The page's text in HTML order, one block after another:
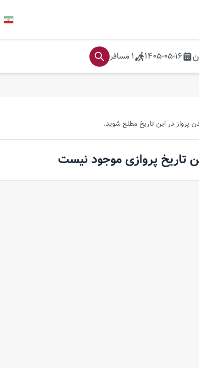
1405-05-16
1 مسافر
پرواز در این تاریخ مطلع شوید.
تاریخ پروازی موجود نیست